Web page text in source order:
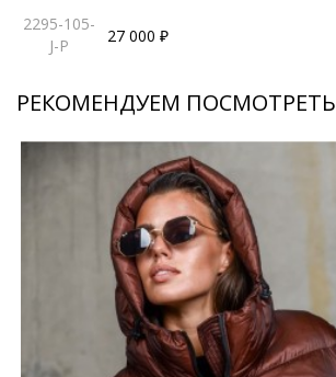
2295-105-
J-P
27 000 ₽
РЕКОМЕНДУЕМ ПОСМОТРЕТЬ